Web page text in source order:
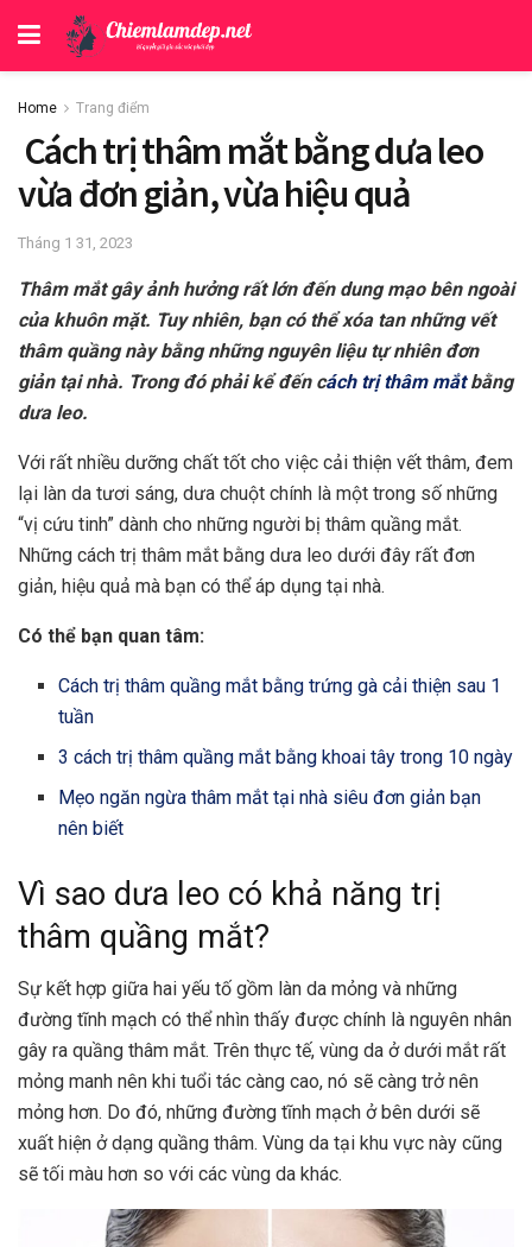
Home Trang điểm
Cách trị thâm mắt bằng dưa leo
vừa đơn giản, vừa hiệu quả
Tháng 1 31, 2023
Thâm mắt gây ảnh hưởng rất lớn đến dung mạo bên ngoài
của khuôn mặt. Tuy nhiên, bạn có thể xóa tan những vết
thâm quầng này bằng những nguyên liệu tự nhiên đơn
giản tại nhà. Trong đó phải kể đến cách trị thâm mắtbằng
dưa leo.
Với rất nhiều dưỡng chất tốt cho việc cải thiện vết thâm, đem
lại làn da tươi sáng, dưa chuột chính là một trong số những
“vị cứu tinh” dành cho những người bị thâm quầng mắt.
Những cách trị thâm mắt bằng dưa leo dưới đây rất đơn
giản, hiệu quả mà bạn có thể áp dụng tại nhà.
Có thể bạn quan tâm:
Cách trị thâm quầng mắt bằng trứng gà cải thiện sau 1
tuần
3 cách trị thâm quầng mắt bằng khoai tây trong 10 ngày
Mẹo ngăn ngừa thâm mắt tại nhà siêu đơn giản bạn
nên biết
Vì sao dưa leo có khả năng trị
thâm quầng mắt?
Sự kết hợp giữa hai yếu tố gồm làn da mỏng và những
đường tĩnh mạch có thể nhìn thấy được chính là nguyên nhân
gây ra quầng thâm mắt. Trên thực tế, vùng da ở dưới mắt rất
mỏng manh nên khi tuổi tác càng cao, nó sẽ càng trở nên
mỏng hơn. Do đó, những đường tĩnh mạch ở bên dưới sẽ
xuất hiện ở dạng quầng thâm. Vùng da tại khu vực này cũng
sẽ tối màu hơn so với các vùng da khác.